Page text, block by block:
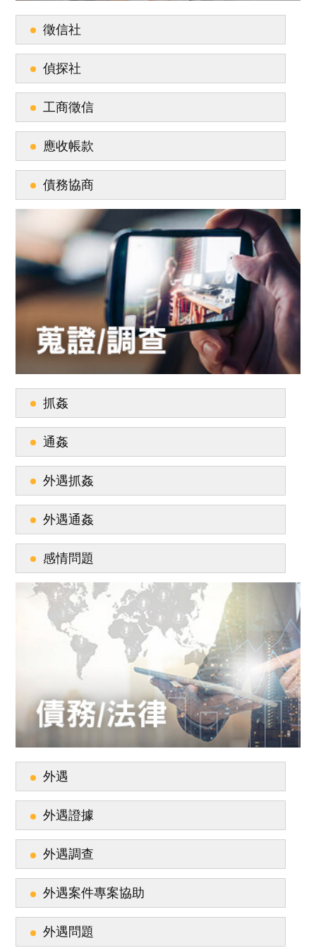
徵信社
偵探社
工商徵信
應收帳款
債務協商
抓姦
通姦
外遇抓姦
外遇通姦
感情問題
外遇
外遇證據
外遇調查
外遇案件專案協助
外遇問題